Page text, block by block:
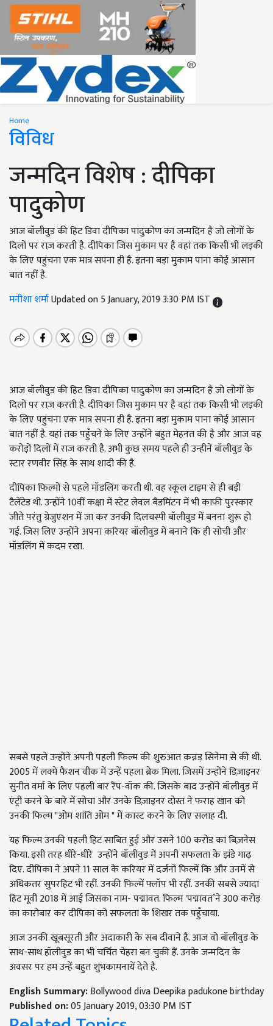
Home
विविध
जन्मदिन विशेष : दीपिका
पादुकोण
आज बॉलीवुड की हिट डिवा दीपिका पादुकोण का जन्मदिन है जो लोगों के
दिलों पर राज़ करती है. दीपिका जिस मुकाम पर है वहां तक किसी भी लड़की
के लिए पहुंचना एक मात्र सपना ही है. इतना बड़ा मुकाम पाना कोई आसान
बात नहीं है.
मनीशा शर्माUpdated on 5 January, 2019 3:30 PM IST
आज बॉलीवुड की हिट डिवा दीपिका पादुकोण का जन्मदिन है जो लोगों के
दिलों पर राज़ करती है. दीपिका जिस मुकाम पर है वहां तक किसी भी लड़की
के लिए पहुंचना एक मात्र सपना ही है. इतना बड़ा मुकाम पाना कोई आसान
बात नहीं है. यहां तक पहुँचने के लिए उन्होंने बहुत मेहनत की है और आज वह
करोड़ों दिलों में राज करती है. अभी कुछ समय पहले ही उन्हीनें बॉलीवुड के
स्टार रणवीर सिंह के साथ शादी की है.
दीपिका फिल्मों से पहले मॉडलिंग करती थी. वह स्कूल टाइम से ही बड़ी
टैलेंटेड थी. उन्होंने 10वीं कक्षा में स्टेट लेवल बैडमिंटन में भी काफी पुरस्कार
जीते परंतु ग्रेजुएशन में जा कर उनकी दिलचस्पी बॉलीवुड में बनना शुरू हो
गई. जिस लिए उन्होंने अपना करियर बॉलीवुड में बनाने कि ही सोची और
मॉडलिंग में कदम रखा.
सबसे पहले उन्होंने अपनी पहली फिल्म की शुरुआत कन्नड़ सिनेमा से की थी.
2005 में लक्मे फैशन वीक में उन्हें पहला ब्रेक मिला. जिसमें उन्होंने डिज़ाइनर
सुनीत वर्मा के लिए पहली बार रैंप-वॉक की. जिसके बाद उन्होंने बॉलीवुड में
एंट्री करने के बारे में सोचा और उनके डिज़ाइनर दोस्त ने फराह खान को
उनकी फिल्म "ओम शांति ओम " में कास्ट करने के लिए सलाह दी.
यह फिल्म उनकी पहली हिट साबित हुई और उसने 100 करोड का बिज़नेस
किया. इसी तरह धीरे-धीरे उन्होंने बॉलीवुड में अपनी सफलता के झंडे गाढ़
दिए. दीपिका ने अपने 11 साल के करियर में दर्जनों फिल्में कि और उनमें से
अधिकतर सुपरहिट भी रहीं. उनकी फिल्में फ्लॉप भी रहीं. उनकी सबसे ज्यादा
हिट मूवी 2018 में आई जिसका नाम- पद्मावत. फिल्म 'पद्मावत’ने 300 करोड़
का कारोबार कर दीपिका को सफलता के शिखर तक पहुँचाया.
आज उनकी खूबसूरती और अदाकारी के सब दीवाने है. आज वो बॉलीवुड के
साथ-साथ हॉलीवुड का भी चर्चित चेहरा बन चुकी हैं. उनके जन्मदिन के
अवसर पर हम उन्हें बहुत शुभकामनायें देते है.
English Summary:Bollywood diva Deepika padukone birthday
Published on:05 January 2019, 03:30 PM IST